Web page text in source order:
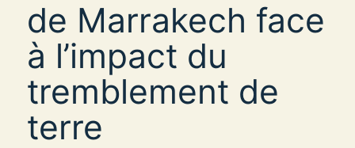
de Marrakech face
à l’impact du
tremblement de
terre